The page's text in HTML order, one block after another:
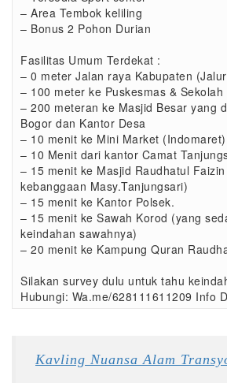
– Area Tembok keliling
– Bonus 2 Pohon Durian
Fasilitas Umum Terdekat :
– 0 meter Jalan raya Kabupaten
– 100 meter ke Puskesmas & Sekolah
– 200 meteran ke Masjid Besar yang
Bogor dan Kantor Desa
– 10 menit ke Mini Market (Indomaret)
– 10 Menit dari kantor Camat
– 15 menit ke Masjid Raudhatul
kebanggaan Masy.Tanjungsari)
– 15 menit ke Kantor Polsek.
– 15 menit ke Sawah Korod (yang
keindahan sawahnya)
– 20 menit ke Kampung Quran
Silakan survey dulu untuk tahu
Hubungi: Wa.me/628111611209 Info
Kavling Nuansa Alam